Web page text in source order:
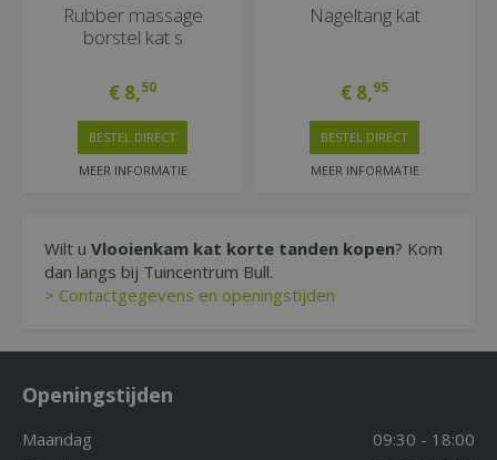
Rubber massage
borstel kat s
€ 8,50
MEER INFORMATIE
BESTEL DIRECT
Nageltang kat
€ 8,95
MEER INFORMATIE
BESTEL DIRECT
Wilt u Vlooienkam kat korte tanden kopen? Kom
dan langs bij Tuincentrum Bull.
> Contactgegevens en openingstijden
Openingstijden
Maandag
09:30 - 18:00